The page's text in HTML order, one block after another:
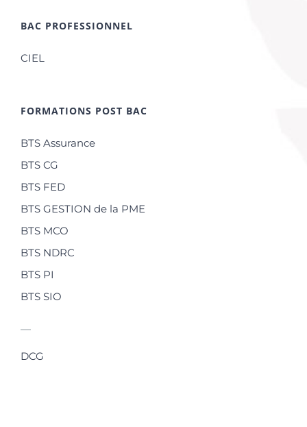
BAC PROFESSIONNEL
CIEL
FORMATIONS POST BAC
BTS Assurance
BTS CG
BTS FED
BTS GESTION de la PME
BTS MCO
BTS NDRC
BTS PI
BTS SIO
—
DCG